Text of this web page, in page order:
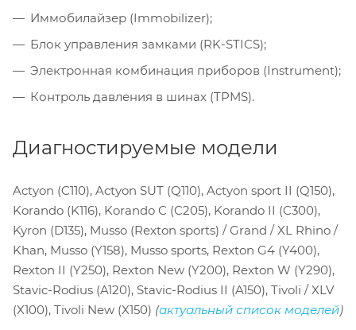
Иммобилайзер (Immobilizer);
Блок управления замками (RK-STICS);
Электронная комбинация приборов (Instrument);
Контроль давления в шинах (TPMS).
Диагностируемые модели
Actyon (C110), Actyon SUT (Q110), Actyon sport II (Q150),
Korando (K116), Korando C (C205), Korando II (C300),
Kyron (D135), Musso (Rexton sports) / Grand / XL Rhino /
Khan, Musso (Y158), Musso sports, Rexton G4 (Y400),
Rexton II (Y250), Rexton New (Y200), Rexton W (Y290),
Stavic-Rodius (A120), Stavic-Rodius II (A150), Tivoli / XLV
(X100), Tivoli New (X150) (актуальный список моделей)